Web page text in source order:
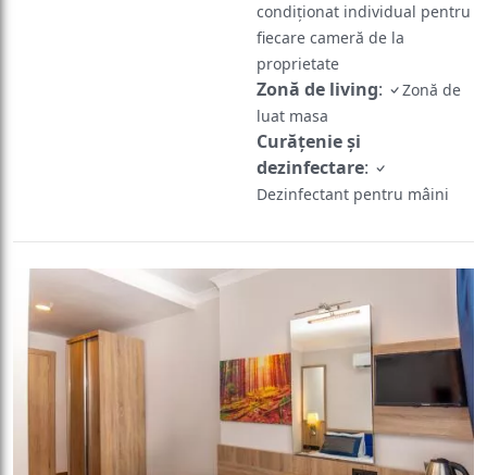
condiționat individual pentru
fiecare cameră de la
proprietate
Zonă de living:
Zonă de
luat masa
Curățenie și
dezinfectare:
Dezinfectant pentru mâini